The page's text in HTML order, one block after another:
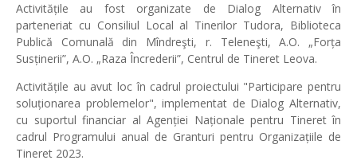
Activitățile au fost organizate de Dialog Alternativ în
parteneriat cu Consiliul Local al Tinerilor Tudora, Biblioteca
Publică Comunală din Mîndreşti, r. Teleneşti, A.O. „Forța
Susținerii”, A.O. „Raza Încrederii”, Centrul de Tineret Leova.
Activitățile au avut loc în cadrul proiectului "Participare pentru
soluționarea problemelor", implementat de Dialog Alternativ,
cu suportul financiar al Agenției Naționale pentru Tineret în
cadrul Programului anual de Granturi pentru Organizațiile de
Tineret 2023.